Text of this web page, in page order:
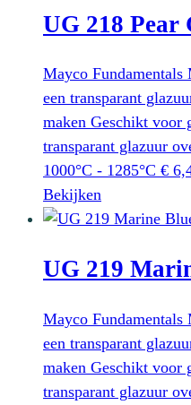
UG 218 Pear
Mayco Fundamentals
een transparant
maken Geschikt voor
transparant glazuur
1000°C - 1285°C €
Bekijken
UG 219
Mayco Fundamentals
een transparant
maken Geschikt voor
transparant glazuur